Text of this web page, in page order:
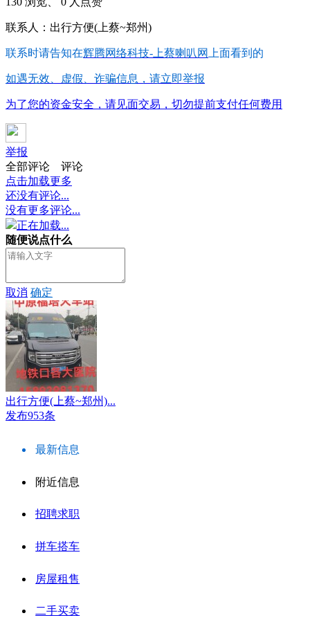
联系人：出行方便(上蔡~郑州)
联系时请告知在辉腾网络科技-上蔡喇叭网 上面看到的
如遇无效、虚假、诈骗信息，请立即举报
为了您的资金安全，请见面交易，切勿提前支付任何费用
举报
全部评论
评论
点击加载更多
还没有评论...
没有更多评论...
正在加载...
随便说点什么
取消 确定
出行方便(上蔡~郑州)...
发布953条
最新信息
附近信息
招聘求职
拼车搭车
房屋租售
二手买卖